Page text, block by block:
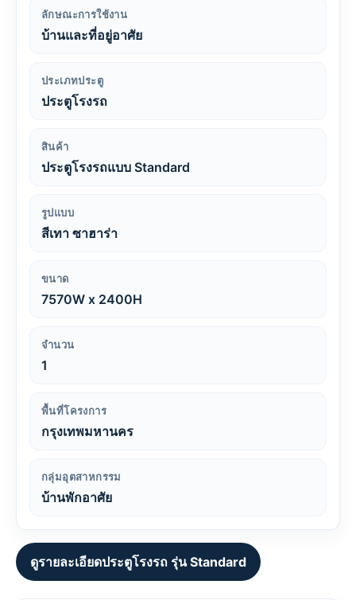
ลักษณะการใช้งาน
บ้านและที่อยู่อาศัย
ประเภทประตู
ประตูโรงรถ
สินค้า
ประตูโรงรถแบบ Standard
รูปแบบ
สีเทา ซาฮาร่า
ขนาด
7570W x 2400H
จำนวน
1
พื้นที่โครงการ
กรุงเทพมหานคร
กลุ่มอุตสาหกรรม
บ้านพักอาศัย
ดูรายละเอียดประตูโรงรถ รุ่น Standard